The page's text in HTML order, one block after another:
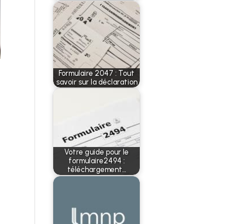
Formulaire 2047 : Tout
savoir sur la déclaration
Votre guide pour le
formulaire2494 :
téléchargement…